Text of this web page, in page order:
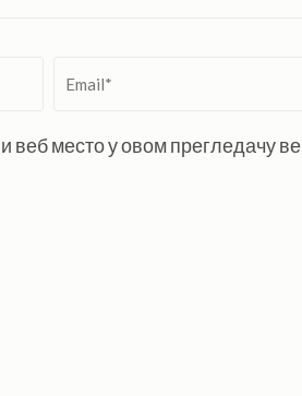
веб место у овом прегледачу